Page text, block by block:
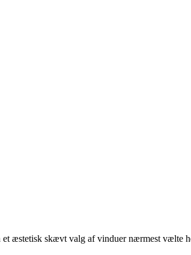
æstetisk skævt valg af vinduer nærmest vælte